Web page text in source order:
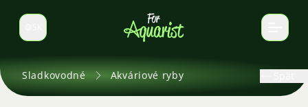
Prepnúť jazyk
Sladkovodné Akváriové ryby